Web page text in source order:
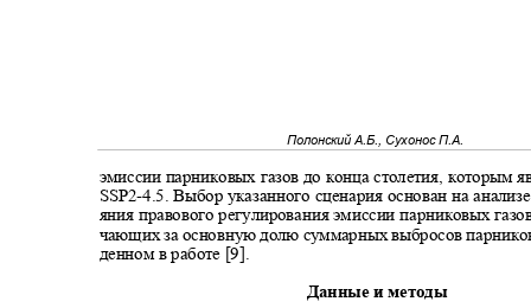
Полонский А.Б., Сухонос П.А.
эмиссии парниковых газов до конца столетия, которым
SSP2-4.5. Выбор указанного сценария основан на
яния правового регулирования эмиссии парниковых
чающих за основную долю суммарных выбросов
денном в работе [9].
Данные и методы